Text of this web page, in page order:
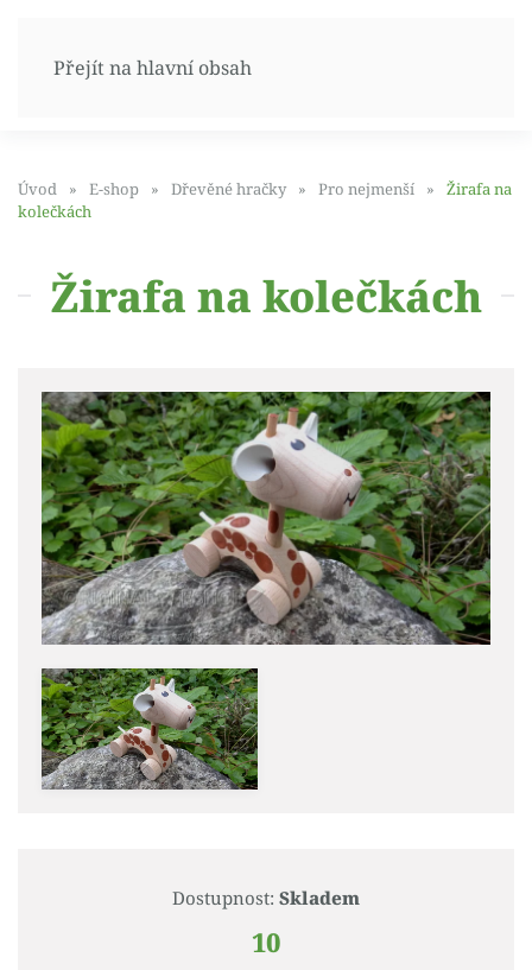
Přejít na hlavní obsah
Úvod E-shop Dřevěné hračky Pro nejmenší
Žirafa na
kolečkách
Žirafa na kolečkách
Dostupnost: Skladem
10